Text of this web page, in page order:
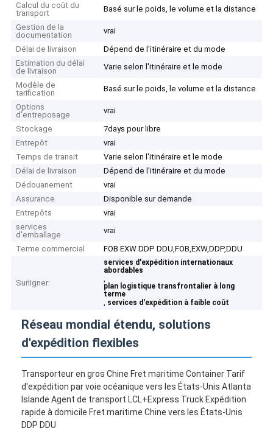
Calcul du coût du
transport
Basé sur le poids, le volume et la distance
Gestion de la
documentation
vrai
Délai de livraison
Dépend de l'itinéraire et du mode
Estimation du délai
de livraison
Varie selon l'itinéraire et le mode
Modèle de
tarification
Basé sur le poids, le volume et la distance
Options
d'entreposage
vrai
Stockage
7days pour libre
Entrepôt
vrai
Temps de transit
Varie selon l'itinéraire et le mode
Délai de livraison
Dépend de l'itinéraire et du mode
Dédouanement
vrai
Assurance
Disponible sur demande
Entrepôts
vrai
services
d'emballage
vrai
Terme commercial
FOB EXW DDP DDU,FOB,EXW,DDP,DDU
Surligner:
services d'expédition internationaux
abordables
,
plan logistique transfrontalier à long
terme
, services d'expédition à faible coût
Réseau mondial étendu, solutions
d'expédition flexibles
Transporteur en gros Chine Fret maritime Container Tarif
d'expédition par voie océanique vers les États-Unis Atlanta
Islande Agent de transport LCL+Express Truck Expédition
rapide à domicile Fret maritime Chine vers les États-Unis
DDP DDU